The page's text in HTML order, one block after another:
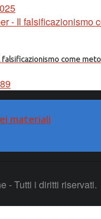
falsificazionismo come
materiali
- Tutti i diritti riservati.